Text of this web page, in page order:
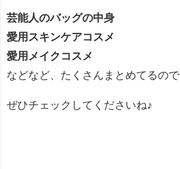
芸能人のバッグの中身
愛用スキンケアコスメ
愛用メイクコスメ
などなど、たくさんまとめてるので
ぜひチェックしてくださいね♪